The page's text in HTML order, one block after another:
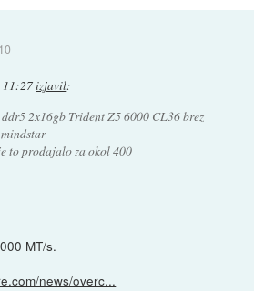
11:27izjavil:
2x16gb Trident Z5 6000 CL36 brez
to prodajalo za okol 400
MT/s.
news/overc...